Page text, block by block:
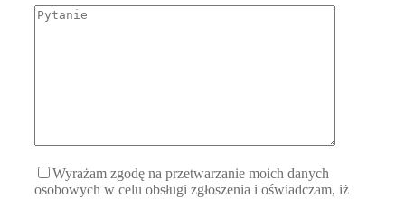
Wyrażam zgodę na przetwarzanie moich danych
osobowych w celu obsługi zgłoszenia i oświadczam, iż